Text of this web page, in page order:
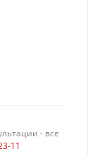
- все
11